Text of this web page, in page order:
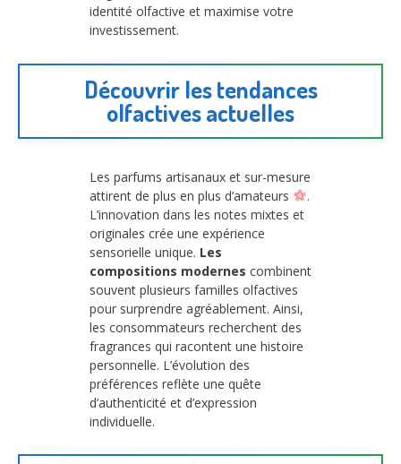
identité olfactive et maximise votre
investissement.
Découvrir les tendances
olfactives actuelles
Les parfums artisanaux et sur-mesure
attirent de plus en plus d’amateurs
.
L’innovation dans les notes mixtes et
originales crée une expérience
sensorielle unique. Les
compositions modernes combinent
souvent plusieurs familles olfactives
pour surprendre agréablement. Ainsi,
les consommateurs recherchent des
fragrances qui racontent une histoire
personnelle. L’évolution des
préférences reflète une quête
d’authenticité et d’expression
individuelle.